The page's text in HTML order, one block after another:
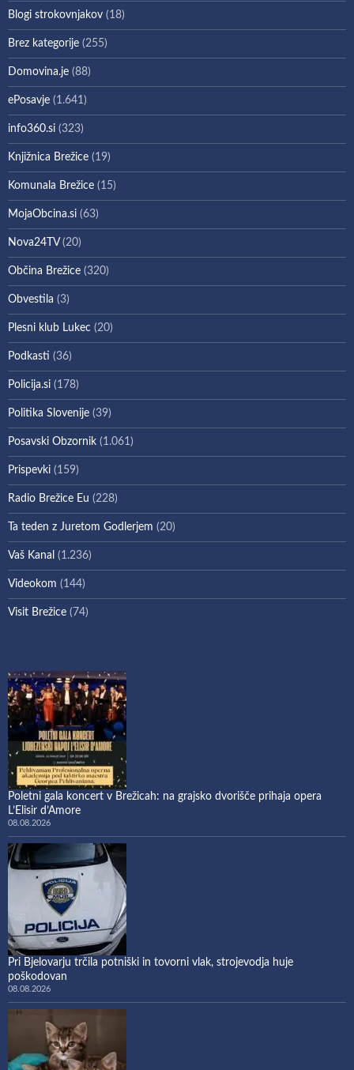
Blogi strokovnjakov (18)
Brez kategorije (255)
Domovina.je (88)
ePosavje (1.641)
info360.si (323)
Knjižnica Brežice (19)
Komunala Brežice (15)
MojaObcina.si (63)
Nova24TV(20)
Občina Brežice (320)
Obvestila (3)
Plesni klub Lukec (20)
Podkasti (36)
Policija.si (178)
Politika Slovenije (39)
Posavski Obzornik (1.061)
Prispevki (159)
Radio Brežice Eu (228)
Ta teden z Juretom Godlerjem (20)
Vaš Kanal (1.236)
Videokom (144)
Visit Brežice (74)
Poletni gala koncert v Brežicah: na grajsko dvorišče prihaja opera
L’Elisir d’Amore
08.08.2026
Pri Bjelovarju trčila potniški in tovorni vlak, strojevodja huje
poškodovan
08.08.2026